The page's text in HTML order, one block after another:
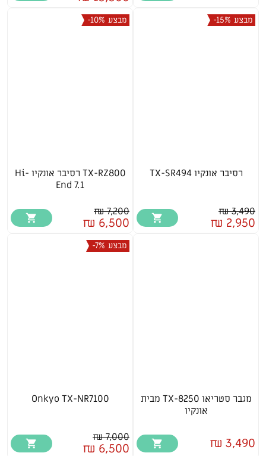
מבצע -15%
רסיבר אונקיו TX-SR494
3,490 ₪
2,950 ₪
מבצע -10%
TX-RZ800 רסיבר אונקיו Hi-
End 7.1
7,200 ₪
6,500 ₪
מגבר סטריאו TX-8250 מבית
אונקיו
3,490 ₪
מבצע -7%
Onkyo TX-NR7100
7,000 ₪
6,500 ₪